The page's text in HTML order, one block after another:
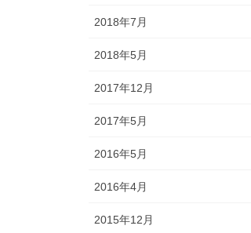
2018年7月
2018年5月
2017年12月
2017年5月
2016年5月
2016年4月
2015年12月